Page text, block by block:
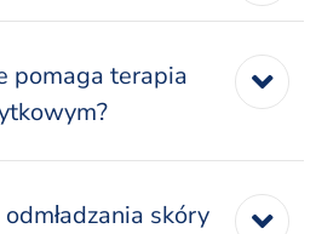
pomaga terapia
skóry